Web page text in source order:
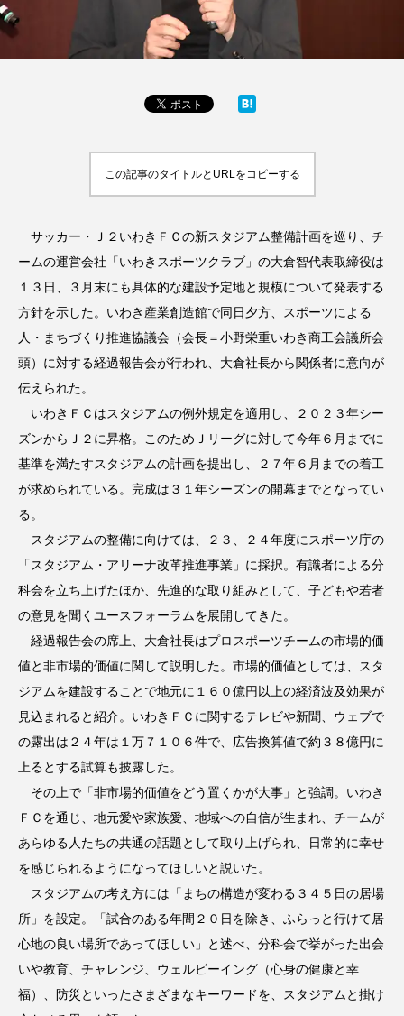
この記事のタイトルとURLをコピーする
サッカー・Ｊ２いわきＦＣの新スタジアム整備計画を巡り、チ
ームの運営会社「いわきスポーツクラブ」の大倉智代表取締役は
１３日、３月末にも具体的な建設予定地と規模について発表する
方針を示した。いわき産業創造館で同日夕方、スポーツによる
人・まちづくり推進協議会（会長＝小野栄重いわき商工会議所会
頭）に対する経過報告会が行われ、大倉社長から関係者に意向が
伝えられた。
いわきＦＣはスタジアムの例外規定を適用し、２０２３年シー
ズンからＪ２に昇格。このためＪリーグに対して今年６月までに
基準を満たすスタジアムの計画を提出し、２７年６月までの着工
が求められている。完成は３１年シーズンの開幕までとなってい
る。
スタジアムの整備に向けては、２３、２４年度にスポーツ庁の
「スタジアム・アリーナ改革推進事業」に採択。有識者による分
科会を立ち上げたほか、先進的な取り組みとして、子どもや若者
の意見を聞くユースフォーラムを展開してきた。
経過報告会の席上、大倉社長はプロスポーツチームの市場的価
値と非市場的価値に関して説明した。市場的価値としては、スタ
ジアムを建設することで地元に１６０億円以上の経済波及効果が
見込まれると紹介。いわきＦＣに関するテレビや新聞、ウェブで
の露出は２４年は１万７１０６件で、広告換算値で約３８億円に
上るとする試算も披露した。
その上で「非市場的価値をどう置くかが大事」と強調。いわき
ＦＣを通じ、地元愛や家族愛、地域への自信が生まれ、チームが
あらゆる人たちの共通の話題として取り上げられ、日常的に幸せ
を感じられるようになってほしいと説いた。
スタジアムの考え方には「まちの構造が変わる３４５日の居場
所」を設定。「試合のある年間２０日を除き、ふらっと行けて居
心地の良い場所であってほしい」と述べ、分科会で挙がった出会
いや教育、チャレンジ、ウェルビーイング（心身の健康と幸
福）、防災といったさまざまなキーワードを、スタジアムと掛け